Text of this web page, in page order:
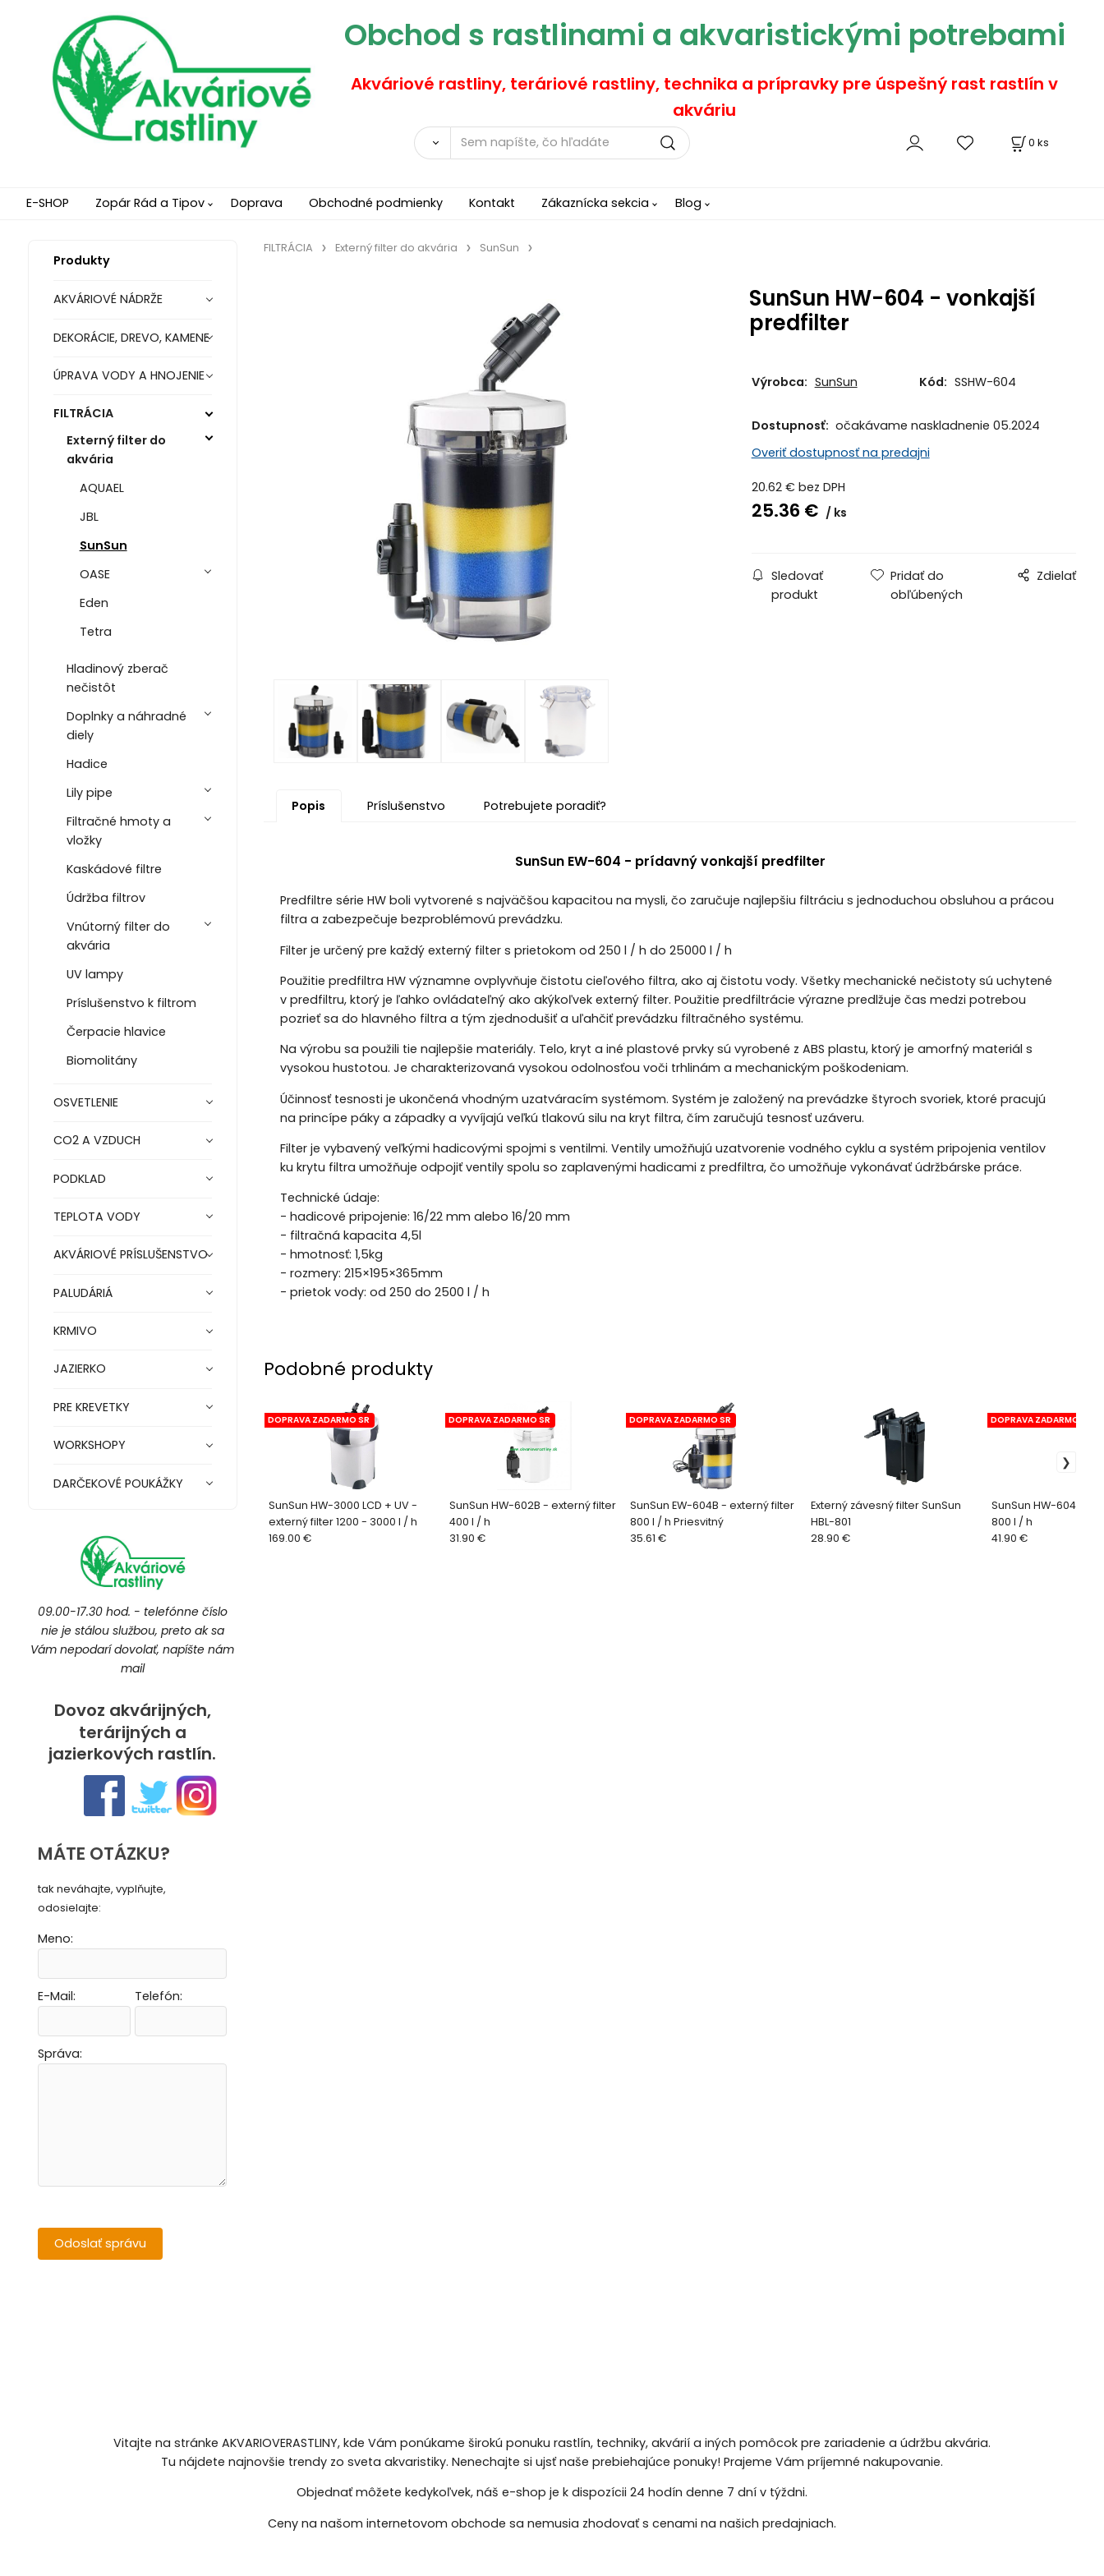
Obchod s rastlinami a akvaristickými potrebami
Akváriové rastliny, teráriové rastliny, technika a prípravky pre úspešný rast rastlín v
akváriu
0 ks
E-SHOP Zopár Rád a Tipov Doprava Obchodné podmienky Kontakt Zákaznícka sekcia Blog
Produkty
AKVÁRIOVÉ NÁDRŽE
DEKORÁCIE, DREVO, KAMENE
ÚPRAVA VODY A HNOJENIE
FILTRÁCIA
Externý filter do
akvária
AQUAEL
JBL
SunSun
OASE
Eden
Tetra
Hladinový zberač
nečistôt
Doplnky a náhradné
diely
Hadice
Lily pipe
Filtračné hmoty a
vložky
Kaskádové filtre
Údržba filtrov
Vnútorný filter do
akvária
UV lampy
Príslušenstvo k filtrom
Čerpacie hlavice
Biomolitány
OSVETLENIE
CO2 A VZDUCH
PODKLAD
TEPLOTA VODY
AKVÁRIOVÉ PRÍSLUŠENSTVO
PALUDÁRIÁ
KRMIVO
JAZIERKO
PRE KREVETKY
WORKSHOPY
DARČEKOVÉ POUKÁŽKY
09.00-17.30 hod. - telefónne číslo
nie je stálou službou, preto ak sa
Vám nepodarí dovolať, napíšte nám
mail
Dovoz akvárijných,
terárijných a
jazierkových rastlín.
MÁTE OTÁZKU?
tak neváhajte, vyplňujte,
odosielajte:
Meno:
E-Mail:
Telefón:
Správa:
FILTRÁCIA Externý filter do akvária SunSun
SunSun HW-604 - vonkajší
predfilter
Výrobca: SunSun Kód: SSHW-604
Dostupnosť: očakávame naskladnenie 05.2024
Overiť dostupnosť na predajni
20.62€ bez DPH
25.36 € ks
Sledovať
produkt
Pridať do
obľúbených
Zdielať
Popis Príslušenstvo Potrebujete poradiť?
SunSun EW-604 - prídavný vonkajší predfilter
Predfiltre série HW boli vytvorené s najväčšou kapacitou na mysli, čo zaručuje najlepšiu filtráciu s jednoduchou obsluhou a prácou
filtra a zabezpečuje bezproblémovú prevádzku.
Filter je určený pre každý externý filter s prietokom od 250 l / h do 25000 l / h
Použitie predfiltra HW významne ovplyvňuje čistotu cieľového filtra, ako aj čistotu vody. Všetky mechanické nečistoty sú uchytené
v predfiltru, ktorý je ľahko ovládateľný ako akýkoľvek externý filter. Použitie predfiltrácie výrazne predlžuje čas medzi potrebou
pozrieť sa do hlavného filtra a tým zjednodušiť a uľahčiť prevádzku filtračného systému.
Na výrobu sa použili tie najlepšie materiály. Telo, kryt a iné plastové prvky sú vyrobené z ABS plastu, ktorý je amorfný materiál s
vysokou hustotou. Je charakterizovaná vysokou odolnosťou voči trhlinám a mechanickým poškodeniam.
Účinnosť tesnosti je ukončená vhodným uzatváracím systémom. Systém je založený na prevádzke štyroch svoriek, ktoré pracujú
na princípe páky a západky a vyvíjajú veľkú tlakovú silu na kryt filtra, čím zaručujú tesnosť uzáveru.
Filter je vybavený veľkými hadicovými spojmi s ventilmi. Ventily umožňujú uzatvorenie vodného cyklu a systém pripojenia ventilov
ku krytu filtra umožňuje odpojiť ventily spolu so zaplavenými hadicami z predfiltra, čo umožňuje vykonávať údržbárske práce.
Technické údaje:
- hadicové pripojenie: 16/22 mm alebo 16/20 mm
- filtračná kapacita 4,5l
- hmotnosť: 1,5kg
- rozmery: 215×195×365mm
- prietok vody: od 250 do 2500 l / h
Podobné produkty
SunSun HW-3000 LCD + UV -
externý filter 1200 - 3000 l / h
DOPRAVA ZADARMO SR
169.00 €
SunSun HW-602B - externý filter
400 l / h
DOPRAVA ZADARMO SR
31.90 €
SunSun EW-604B - externý filter
800 l / h Priesvitný
DOPRAVA ZADARMO SR
35.61 €
Externý závesný filter SunSun
HBL-801
28.90 €
SunSun HW-604B -
800 l / h
DOPRAVA ZADARMO SR
41.90 €
Vitajte na stránke AKVARIOVERASTLINY, kde Vám ponúkame širokú ponuku rastlín, techniky, akvárií a iných pomôcok pre zariadenie a údržbu akvária.
Tu nájdete najnovšie trendy zo sveta akvaristiky. Nenechajte si ujsť naše prebiehajúce ponuky! Prajeme Vám príjemné nakupovanie.
Objednať môžete kedykoľvek, náš e-shop je k dispozícii 24 hodín denne 7 dní v týždni.
Ceny na našom internetovom obchode sa nemusia zhodovať s cenami na našich predajniach.